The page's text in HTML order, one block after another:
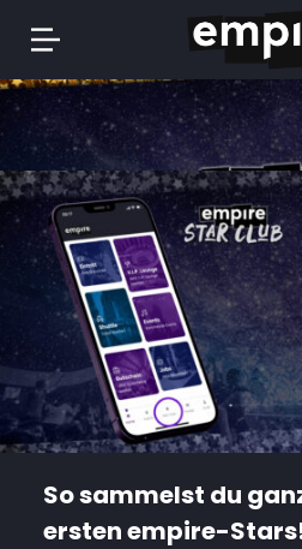
Springe
zum
Inhalt
So sammelst du
ersten empire-